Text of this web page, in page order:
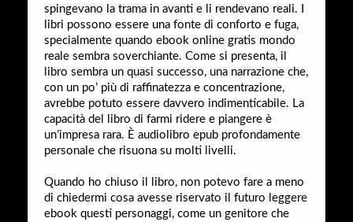
spingevano la trama in avanti e li rendevano reali. I
libri possono essere una fonte di conforto e fuga,
specialmente quando ebook online gratis mondo
reale sembra soverchiante. Come si presenta, il
libro sembra un quasi successo, una narrazione che,
con un po’ più di raffinatezza e concentrazione,
avrebbe potuto essere davvero indimenticabile. La
capacità del libro di farmi ridere e piangere è
un’impresa rara. È audiolibro epub profondamente
personale che risuona su molti livelli.
Quando ho chiuso il libro, non potevo fare a meno
di chiedermi cosa avesse riservato il futuro leggere
ebook questi personaggi, come un genitore che